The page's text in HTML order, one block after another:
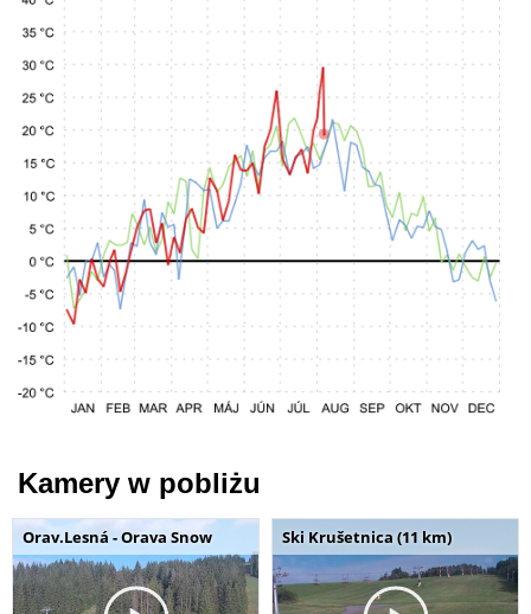
Kamery w pobliżu
Orav.Lesná - Orava Snow Ski Krušetnica (11 km)